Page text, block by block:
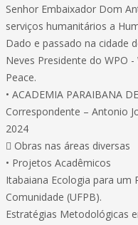
Senhor Embaixador Dom
serviços humanitários a
Dado e passado na cidade
Neves Presidente do WPO
Peace.
• ACADEMIA PARAIBANA
Correspondente – Antonio
2024
 Obras nas áreas diversas
• Projetos Acadêmicos
Itabaiana Ecologia para um
Comunidade (UFPB).
Estratégias Metodológicas